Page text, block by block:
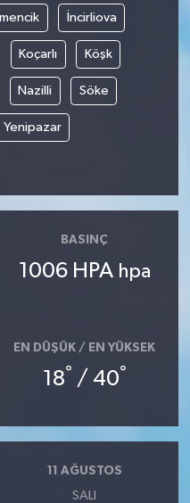
İncirliova
Koçarlı Köşk
Nazilli Söke
Yenipazar
BASINÇ
1006 HPA hpa
EN DÜŞÜK / EN YÜKSEK
18° / 40°
11 AĞUSTOS
SALI